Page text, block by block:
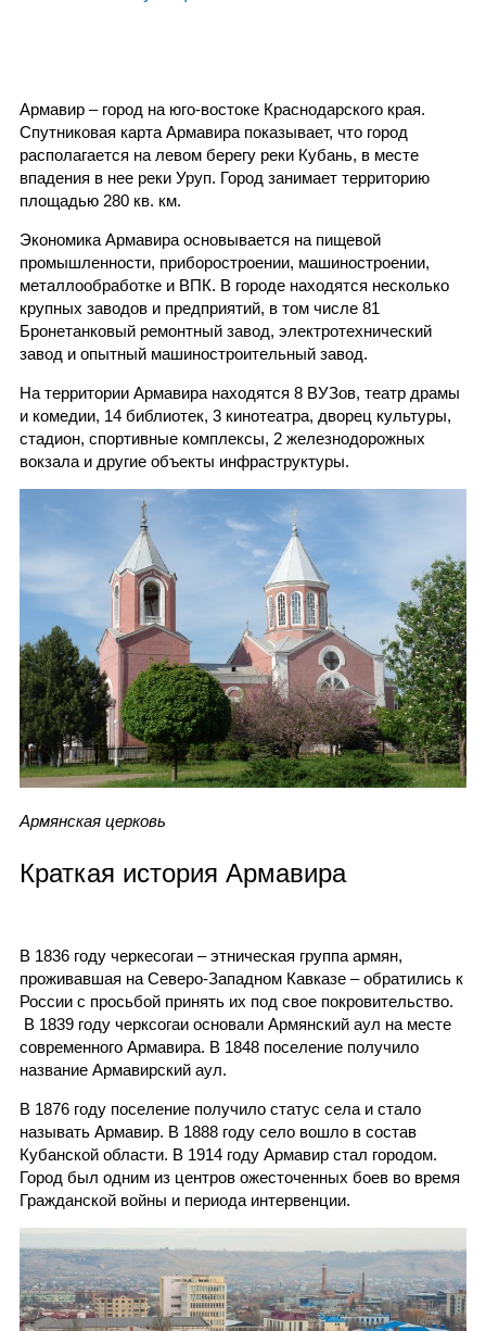
Армавир – город на юго-востоке Краснодарского края.
Спутниковая карта Армавира показывает, что город
располагается на левом берегу реки Кубань, в месте
впадения в нее реки Уруп. Город занимает территорию
площадью 280 кв. км.
Экономика Армавира основывается на пищевой
промышленности, приборостроении, машиностроении,
металлообработке и ВПК. В городе находятся несколько
крупных заводов и предприятий, в том числе 81
Бронетанковый ремонтный завод, электротехнический
завод и опытный машиностроительный завод.
На территории Армавира находятся 8 ВУЗов, театр драмы
и комедии, 14 библиотек, 3 кинотеатра, дворец культуры,
стадион, спортивные комплексы, 2 железнодорожных
вокзала и другие объекты инфраструктуры.
Армянская церковь
Краткая история Армавира
В 1836 году черкесогаи – этническая группа армян,
проживавшая на Северо-Западном Кавказе – обратились к
России с просьбой принять их под свое покровительство.
В 1839 году черксогаи основали Армянский аул на месте
современного Армавира. В 1848 поселение получило
название Армавирский аул.
В 1876 году поселение получило статус села и стало
называть Армавир. В 1888 году село вошло в состав
Кубанской области. В 1914 году Армавир стал городом.
Город был одним из центров ожесточенных боев во время
Гражданской войны и периода интервенции.